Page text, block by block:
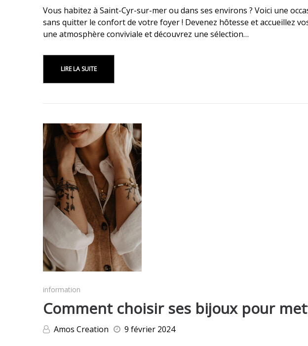
Vous habitez à Saint-Cyr-sur-mer ou dans ses environs ? Voici une
sans quitter le confort de votre foyer ! Devenez hôtesse et accueillez
une atmosphère conviviale et découvrez une sélection…
LIRE LA SUITE
information
Comment choisir ses bijoux pour
Amos Creation 9 février 2024